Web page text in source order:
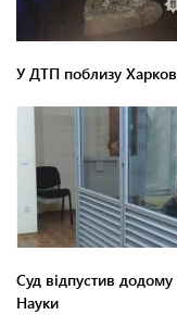
У ДТП поблизу
Суд відпустив додому
Науки